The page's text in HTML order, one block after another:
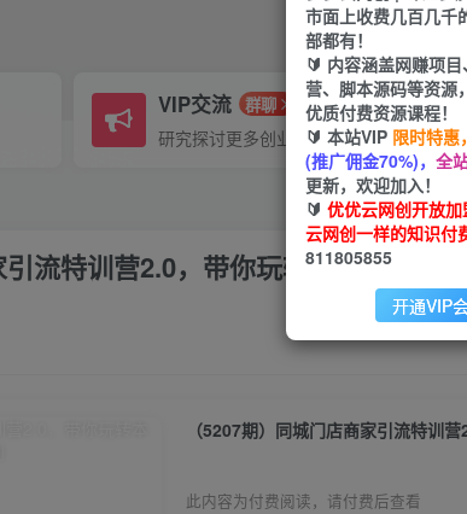
VIP交流 群聊
研究探讨更多创业项目路子。
引流特训营2.0，带你玩转本地同城经
（5207期）同城门店商家引流特训
此内容为付费阅读，请付费后查看
市面上收费几百几千
部都有！
🔰 内容涵盖网赚项
营、脚本源码等资源
优质付费资源课程！
🔰 本站VIP 限时特惠，
(推广佣金70%)， 全
更新，欢迎加入！
🔰 优优云网创开放
云网创一样的知识付
811805855
开通VIP